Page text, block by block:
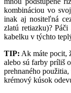
kombináciou vo
inak aj nositeľná
zlatú retiazku)?
kabelku v týchto
TIP: Ak máte pocit,
alebo sú farby príliš
prehnaného
krémový kúsok